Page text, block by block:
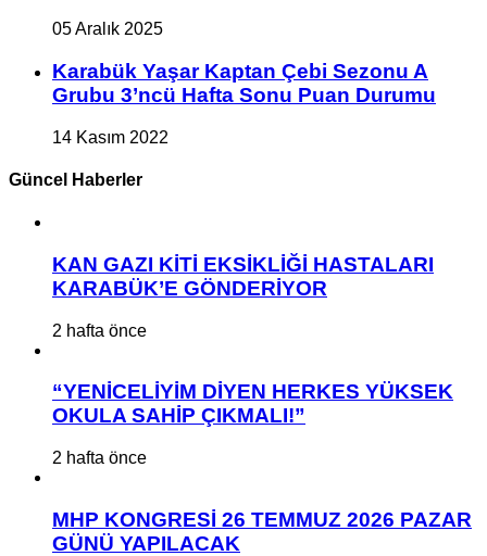
05 Aralık 2025
Karabük Yaşar Kaptan Çebi Sezonu A
Grubu 3’ncü Hafta Sonu Puan Durumu
14 Kasım 2022
Güncel Haberler
KAN GAZI KİTİ EKSİKLİĞİ HASTALARI
KARABÜK’E GÖNDERİYOR
2 hafta önce
“YENİCELİYİM DİYEN HERKES YÜKSEK
OKULA SAHİP ÇIKMALI!”
2 hafta önce
MHP KONGRESİ 26 TEMMUZ 2026 PAZAR
GÜNÜ YAPILACAK